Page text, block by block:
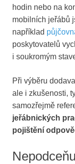
hodin nebo na
mobilních jeřábů
například
poskytovatelů
i soukromým
Při výběru
ale i zkušenosti,
samozřejmě
jeřábnických
pojištění